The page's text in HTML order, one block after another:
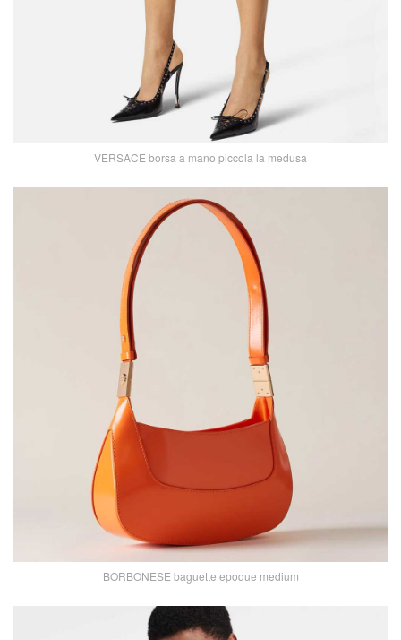
VERSACE borsa a mano piccola la medusa
BORBONESE baguette epoque medium